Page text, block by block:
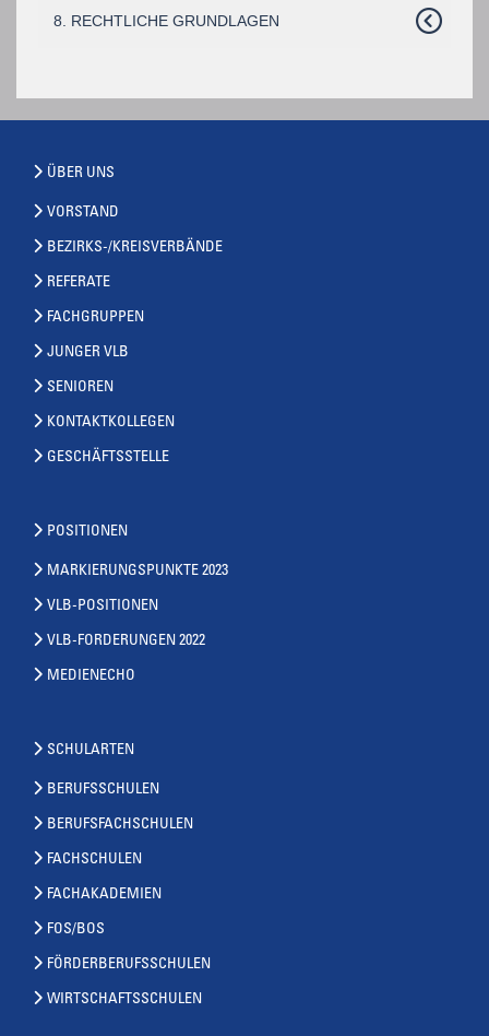
8. RECHTLICHE GRUNDLAGEN
ÜBER UNS
VORSTAND
BEZIRKS-/KREISVERBÄNDE
REFERATE
FACHGRUPPEN
JUNGER VLB
SENIOREN
KONTAKTKOLLEGEN
GESCHÄFTSSTELLE
POSITIONEN
MARKIERUNGSPUNKTE 2023
VLB-POSITIONEN
VLB-FORDERUNGEN 2022
MEDIENECHO
SCHULARTEN
BERUFSSCHULEN
BERUFSFACHSCHULEN
FACHSCHULEN
FACHAKADEMIEN
FOS/BOS
FÖRDERBERUFSSCHULEN
WIRTSCHAFTSSCHULEN